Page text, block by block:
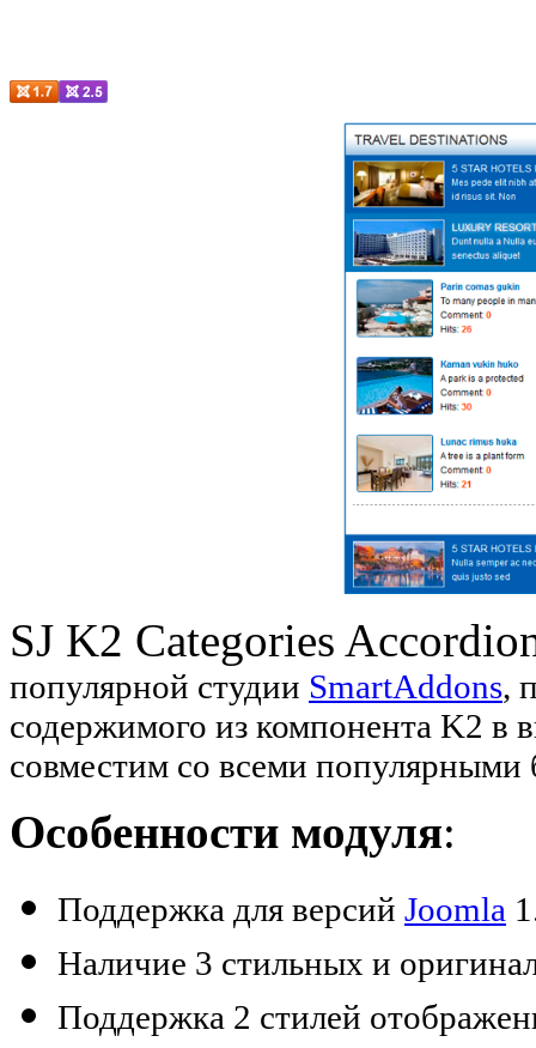
SJ K2 Categories
популярной студии SmartAddons,
содержимого из компонента K2 в
совместим со всеми популярными
Особенности модуля:
Поддержка для версий Joomla
Наличие 3 стильных и
Поддержка 2 стилей